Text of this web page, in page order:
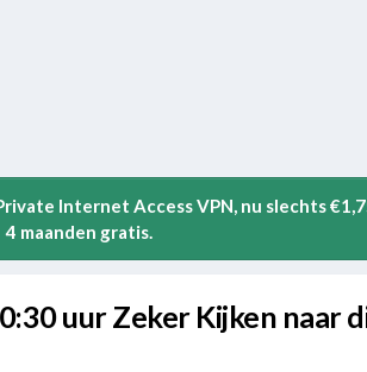
Internet Access VPN, nu slechts
4 maanden gratis.
uur Zeker Kijken naar